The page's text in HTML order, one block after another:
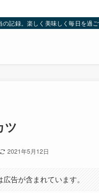
記録。楽しく美味しく毎日を過
ツ
2021年5月12日
告が含まれています。